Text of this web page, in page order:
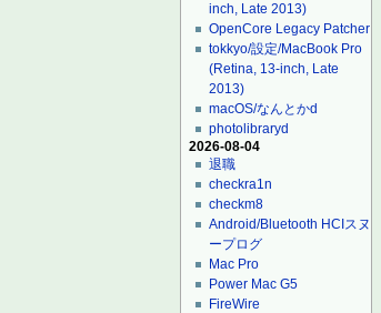
inch, Late 2013)
OpenCore Legacy Patcher
tokkyo/設定/MacBook Pro
(Retina, 13-inch, Late
2013)
macOS/なんとかd
photolibraryd
2026-08-04
退職
checkra1n
checkm8
Android/Bluetooth HCIスヌ
ープログ
Mac Pro
Power Mac G5
FireWire